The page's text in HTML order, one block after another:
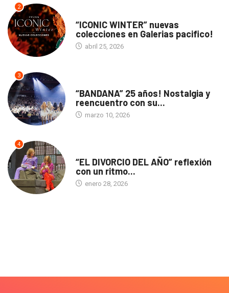
2
“ICONIC WINTER” nuevas
colecciones en Galerias pacifico!
abril 25, 2026
3
“BANDANA” 25 años! Nostalgia y
reencuentro con su...
marzo 10, 2026
4
“EL DIVORCIO DEL AÑO” reflexión
con un ritmo...
enero 28, 2026